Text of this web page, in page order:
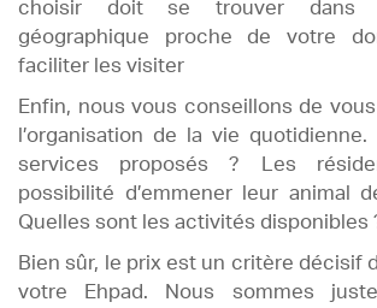
choisir doit se trouver dans
géographique proche de votre
faciliter les visiter
Enfin, nous vous conseillons de
l’organisation de la vie
services proposés ? Les
possibilité d’emmener leur animal
Quelles sont les activités disponibles
Bien sûr, le prix est un critère décisif
votre Ehpad. Nous sommes